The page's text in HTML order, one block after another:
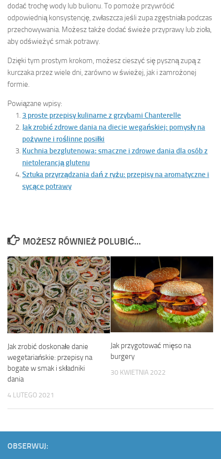
dodać trochę wody lub bulionu. To pomoże przywrócić
odpowiednią konsystencję, zwłaszcza jeśli zupa zgęstniała podczas
przechowywania. Możesz także dodać świeże przyprawy lub zioła,
aby odświeżyć smak potrawy.
Dzięki tym prostym krokom, możesz cieszyć się pyszną zupą z
kurczaka przez wiele dni, zarówno w świeżej, jak i zamrożonej
formie.
Powiązane wpisy:
3 proste przepisy kulinarne z grzybami Chanterelle
Jak zrobić zdrowe dania na diecie wegańskiej: pomysły na
pożywne i roślinne posiłki
Kuchnia bezglutenowa: smaczne i zdrowe dania dla osób z
nietolerancją glutenu
Sztuka przyrządzania dań z ryżu: przepisy na aromatyczne i
sycące potrawy
MOŻESZ RÓWNIEŻ POLUBIĆ…
Jak zrobić doskonałe danie
wegetariańskie: przepisy na
bogate w smak i składniki
dania
4 LUTEGO 2021
Jak przygotować mięso na
burgery
30 KWIETNIA 2022
OBSERWUJ: